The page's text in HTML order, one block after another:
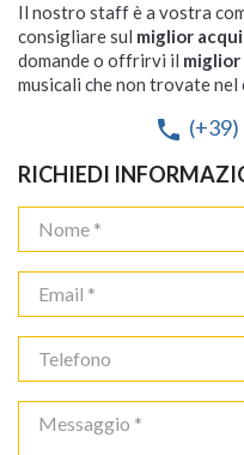
Il nostro staff è a vostra
consigliare sul miglior
domande o offrirvi il
musicali che non trovate
phone (+39)
RICHIEDI